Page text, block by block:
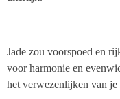
Jade zou voorspoed en
voor harmonie en
het verwezenlijken van je